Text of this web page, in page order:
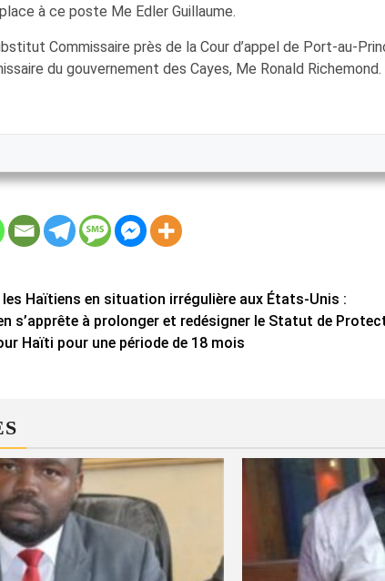
à ce poste Me Edler Guillaume.
Commissaire près de la Cour d’appel de Port-au-
du gouvernement des Cayes, Me Ronald Richemond.
les Haïtiens en situation irrégulière aux États-Unis :
s’apprête à prolonger et redésigner le Statut de
Haïti pour une période de 18 mois